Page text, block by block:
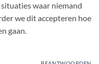
waar niemand
we dit accepteren hoe
gaan.